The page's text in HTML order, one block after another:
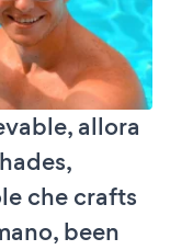
allora
che crafts
been